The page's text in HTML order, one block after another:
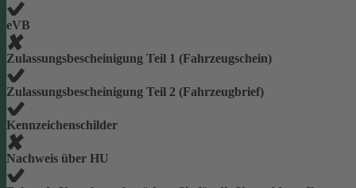
eVB
Zulassungsbescheinigung Teil 1 (Fahrzeugschein)
Zulassungsbescheinigung Teil 2 (Fahrzeugbrief)
Kennzeichenschilder
Nachweis über HU